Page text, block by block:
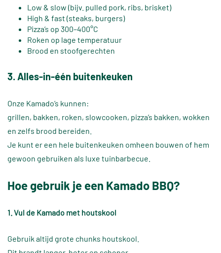
Low & slow (bijv. pulled pork, ribs, brisket)
High & fast (steaks, burgers)
Pizza’s op 300–400°C
Roken op lage temperatuur
Brood en stoofgerechten
3. Alles-in-één buitenkeuken
Onze Kamado’s kunnen:
grillen, bakken, roken, slowcooken, pizza’s bakken, wokken
en zelfs brood bereiden.
Je kunt er een hele buitenkeuken omheen bouwen of hem
gewoon gebruiken als luxe tuinbarbecue.
Hoe gebruik je een Kamado BBQ?
1. Vul de Kamado met houtskool
Gebruik altijd grote chunks houtskool.